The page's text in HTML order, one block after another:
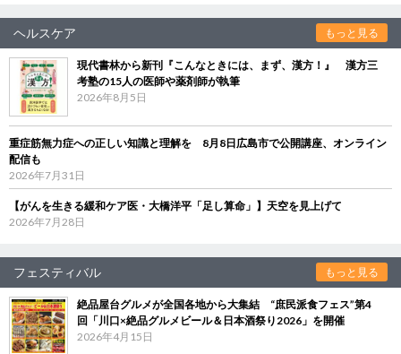
ヘルスケア もっと見る
現代書林から新刊『こんなときには、まず、漢方！』 漢方三
考塾の15人の医師や薬剤師が執筆
2026年8月5日
重症筋無力症への正しい知識と理解を 8月8日広島市で公開講座、オンライン
配信も
2026年7月31日
【がんを生きる緩和ケア医・大橋洋平「足し算命」】天空を見上げて
2026年7月28日
フェスティバル もっと見る
絶品屋台グルメが全国各地から大集結 “庶民派食フェス”第4
回「川口×絶品グルメビール＆日本酒祭り2026」を開催
2026年4月15日